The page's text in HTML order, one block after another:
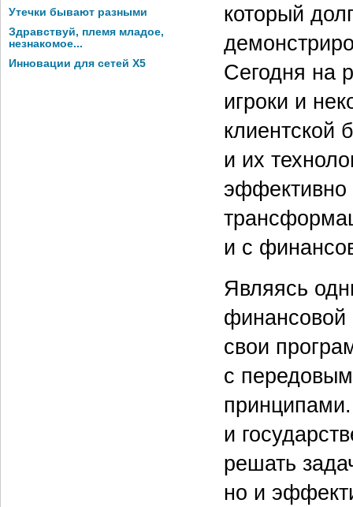
Утечки бывают разными
Здравствуй, племя младое,
незнакомое...
Инновации для сетей X5
который
Сегодня на
игроки и
клиентской
и их
эффективно
и с
Являясь
финансовой
свои
с
и
решать
но и